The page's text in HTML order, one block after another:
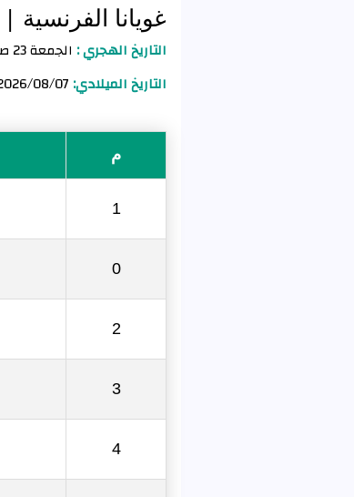
غويانا الفرنسية |
التاريخ الهجري : الجمعة 23 صفر 1448 للهجرة
التاريخ الميلادي:
م
1
0
2
3
4